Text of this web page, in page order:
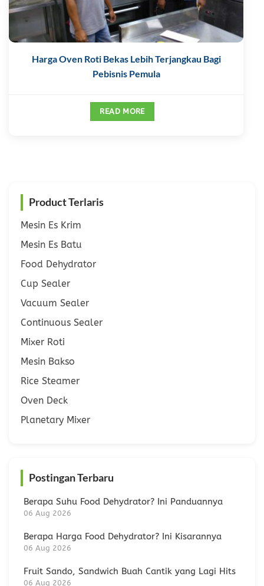
Harga Oven Roti Bekas Lebih Terjangkau Bagi
Pebisnis Pemula
READ MORE
Product Terlaris
Mesin Es Krim
Mesin Es Batu
Food Dehydrator
Cup Sealer
Vacuum Sealer
Continuous Sealer
Mixer Roti
Mesin Bakso
Rice Steamer
Oven Deck
Planetary Mixer
Postingan Terbaru
Berapa Suhu Food Dehydrator? Ini Panduannya
06 Aug 2026
Berapa Harga Food Dehydrator? Ini Kisarannya
06 Aug 2026
Fruit Sando, Sandwich Buah Cantik yang Lagi Hits
06 Aug 2026